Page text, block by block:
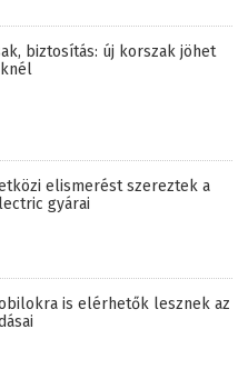
biztosítás: új korszak jöhet
elismerést szereztek a
gyárai
is elérhetők lesznek az